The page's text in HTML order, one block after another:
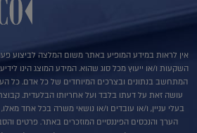
אין לראות במידע המופיע באתר משום המלצה לביצוע
השקעות ו/או ייעוץ מכל סוג שהוא. המידע המוצג הינו
המתחשב בנתונים ובצרכים המיוחדים של כל אדם. כל
עושה זאת על דעתו בלבד ועל אחריותו הבלעדית.
בעלי עניין, ו/או עובדים ו/או נושאי משרה בכל אחד מאלו,
הערך והנכסים הפיננסיים המוזכרים באתר. פרטים